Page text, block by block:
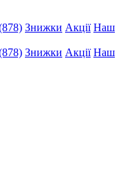
Знижки Акції Наш
Знижки Акції Наш